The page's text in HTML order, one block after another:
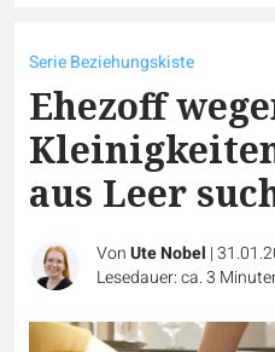
Serie Beziehungskiste
Ehezoff
aus Leer
VonUte Nobel |
Lesedauer: ca. 3